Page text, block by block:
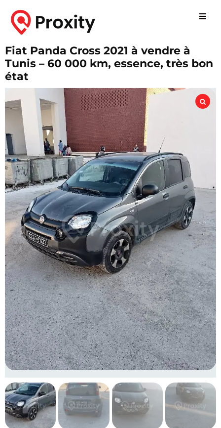
Fiat Panda Cross 2021 à vendre à
Tunis – 60 000 km, essence, très bon
état